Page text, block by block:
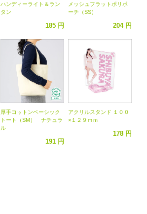
ハンディーライト＆ラン
タン
185 円
メッシュフラットポリポ
ーチ（SS）
204 円
厚手コットンベーシック
トート（SM） ナチュラ
ル
191 円
アクリルスタンド １００
×１２９ｍｍ
178 円